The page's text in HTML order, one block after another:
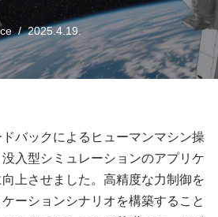
2025.4.19.
バックによるヒューマンマシン操
入型シミュレーションのアプリケ
上させました。高精度な力制御を
ーションシナリオを構築すること